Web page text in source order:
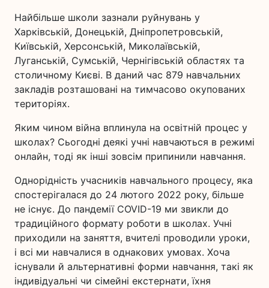
Найбільше школи зазнали руйнувань у
Харківській, Донецькій, Дніпропетровській,
Київській, Херсонській, Миколаївській,
Луганській, Сумській, Чернігівській областях та
столичному Києві. В даний час 879 навчальних
закладів розташовані на тимчасово окупованих
територіях.
Яким чином війна вплинула на освітній процес у
школах? Сьогодні деякі учні навчаються в режимі
онлайн, тоді як інші зовсім припинили навчання.
Однорідність учасників навчального процесу, яка
спостерігалася до 24 лютого 2022 року, більше
не існує. До пандемії COVID-19 ми звикли до
традиційного формату роботи в школах. Учні
приходили на заняття, вчителі проводили уроки,
і всі ми навчалися в однакових умовах. Хоча
існували й альтернативні форми навчання, такі як
індивідуальні чи сімейні екстернати, їхня